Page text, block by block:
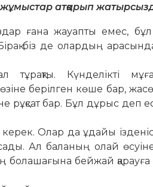
атқарып
ғана жауапты емес, бұл
біз де олардың
тұ­рақты. Күнделікті
берілген көше бар,
рұқсат бар. Бұл дұрыс деп
Олар да ұдайы
Ал баланың олай
бейжай қарауға